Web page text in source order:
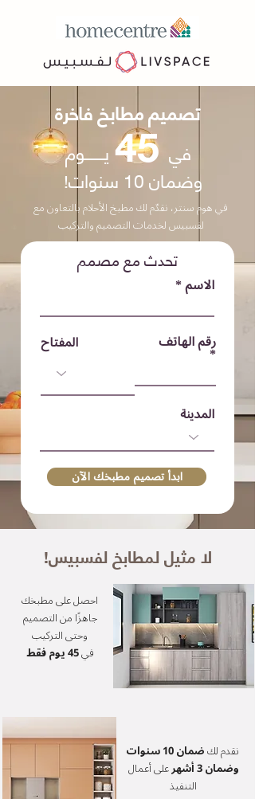
تصميم مطابخ فاخرة
في 45يــــــــوم
!وضمان 10 سنوات
في هوم سنتر، نقدّم لك مطبخ الأحلام بالتعاون مع
لفسبيس لخدمات التصميم والتركيب
تحدث مع مصمم
الاسم
المفتاح رقم الهاتف
المدينة
ابدأ تصميم مطبخك الآن
!لا مثيل لمطابخ لفسبيس
احصل على مطبخك
جاهزًا من التصميم
وحتى التركيب
في45يوم فقط
نقدم لكضمان 10 سنوات
وضمان 3 أشهر على أعمال
التنفيذ